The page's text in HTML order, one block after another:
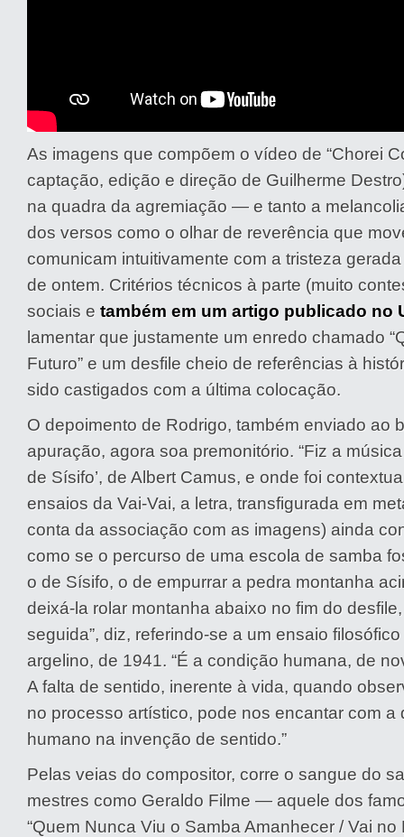
As imagens que compõem o vídeo de “Chorei
captação, edição e direção de Guilherme
na quadra da agremiação — e tanto a
dos versos como o olhar de reverência que
comunicam intuitivamente com a tristeza
de ontem. Critérios técnicos à parte (muito
sociais e também em um artigo publicado no
lamentar que justamente um enredo chamado
Futuro” e um desfile cheio de referências à
sido castigados com a última colocação.
O depoimento de Rodrigo, também enviado ao
apuração, agora soa premonitório. “Fiz a
de Sísifo’, de Albert Camus, e onde foi
ensaios da Vai-Vai, a letra, transfigurada em
conta da associação com as imagens) ainda
como se o percurso de uma escola de samba
o de Sísifo, o de empurrar a pedra montanha
deixá-la rolar montanha abaixo no fim do
seguida”, diz, referindo-se a um ensaio
argelino, de 1941. “É a condição humana, de
A falta de sentido, inerente à vida, quando
no processo artístico, pode nos encantar com a
humano na invenção de sentido.”
Pelas veias do compositor, corre o sangue do
mestres como Geraldo Filme — aquele dos
“Quem Nunca Viu o Samba Amanhecer / Vai no